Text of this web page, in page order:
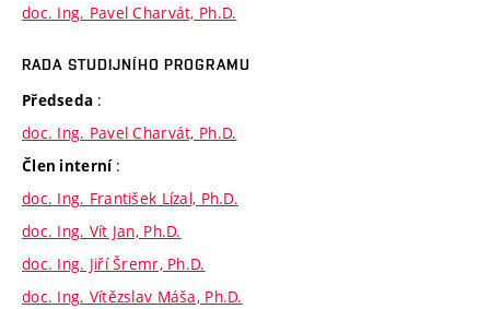
doc. Ing. Pavel Charvát, Ph.D.
RADA STUDIJNÍHO PROGRAMU
Předseda :
doc. Ing. Pavel Charvát, Ph.D.
Člen interní :
doc. Ing. František Lízal, Ph.D.
doc. Ing. Vít Jan, Ph.D.
doc. Ing. Jiří Šremr, Ph.D.
doc. Ing. Vítězslav Máša, Ph.D.